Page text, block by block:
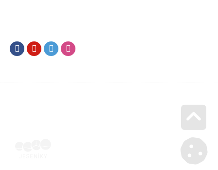
FacebookYoutubeTwitter
Go